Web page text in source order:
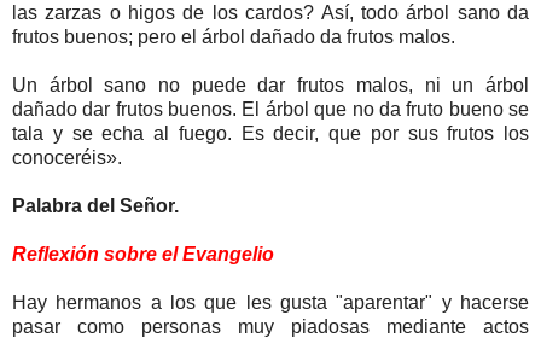
las zarzas o higos de los cardos? Así, todo árbol sano da
frutos buenos; pero el árbol dañado da frutos malos.
Un árbol sano no puede dar frutos malos, ni un árbol
dañado dar frutos buenos. El árbol que no da fruto bueno se
tala y se echa al fuego. Es decir, que por sus frutos los
conoceréis».
Palabra del Señor.
Reflexión sobre el Evangelio
Hay hermanos a los que les gusta "aparentar" y hacerse
pasar como personas muy piadosas mediante actos